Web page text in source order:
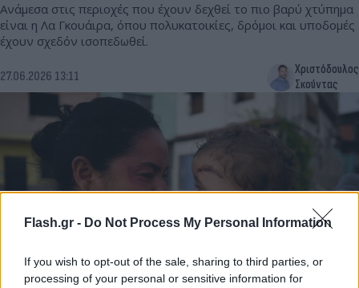
Flash.gr - Do Not Process My Personal Information
If you wish to opt-out of the sale, sharing to third parties, or
processing of your personal or sensitive information for
Ανάμεσα στις περιοχές που έχουν δεχθεί το πιο βαρύ χτύπημα
είναι η Λα Γκουάιρα, όπου πολυκατοικίες, δρόμοι και υποδομές
έχουν σχεδόν ισοπεδωθεί.
27.06.2026 13:11
Χριστόδουλος
Σκούντας